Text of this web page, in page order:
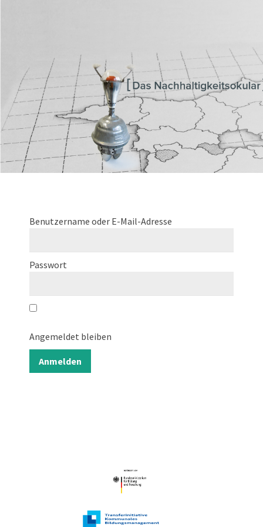
Transferagentur Brandenburg
Benutzername oder E-Mail-Adresse
Passwort
Angemeldet bleiben